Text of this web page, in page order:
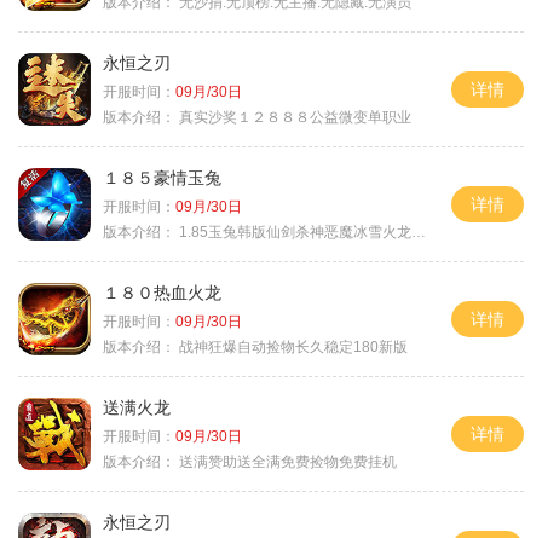
永恒之刃
开服时间： 09月/30日
版本介绍： 真实沙奖１２８８８公益微变单职业
详情
１８５豪情玉兔
开服时间： 09月/30日
版本介绍：
1.85玉兔韩版仙剑杀神恶魔冰雪火龙神器专属
详情
１８０热血火龙
开服时间： 09月/30日
版本介绍： 战神狂爆自动捡物长久稳定180新版
详情
送满火龙
开服时间： 09月/30日
版本介绍： 送满赞助送全满免费捡物免费挂机
详情
永恒之刃